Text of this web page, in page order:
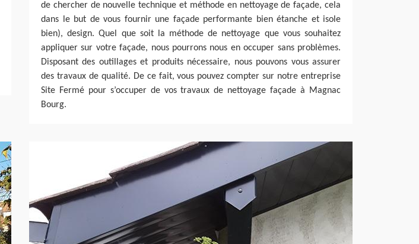
de chercher de nouvelle technique et méthode en nettoyage de façade, cela
dans le but de vous fournir une façade performante bien étanche et isole
bien), design. Quel que soit la méthode de nettoyage que vous souhaitez
appliquer sur votre façade, nous pourrons nous en occuper sans problèmes.
Disposant des outillages et produits nécessaire, nous pouvons vous assurer
des travaux de qualité. De ce fait, vous pouvez compter sur notre entreprise
Site Fermé pour s’occuper de vos travaux de nettoyage façade à Magnac
Bourg.